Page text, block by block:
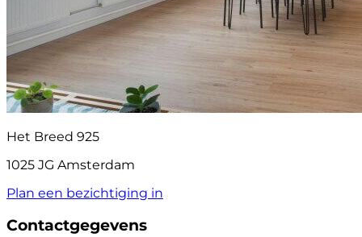
Het Breed 925
1025 JG Amsterdam
Plan een bezichtiging in
Contactgegevens